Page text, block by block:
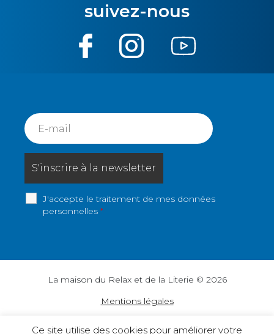
suivez-nous
J'accepte le traitement de mes données
personnelles *
La maison du Relax et de la Literie © 2026
Mentions légales
Ce site utilise des cookies pour améliorer votre